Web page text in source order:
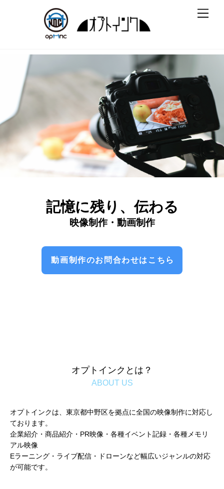
記憶に残り、伝わる
映像制作・動画制作
動画制作のお問合わせはこちら
オプトインクとは？
ABOUT US
オプトインクは、東京都中野区を拠点に全国の映像制作に対応し
ております。
企業紹介・商品紹介・PR映像・各種イベント記録・各種メモリ
アル映像
Eラーニング・ライブ配信・ドローンなど幅広いジャンルの対応
が可能です。